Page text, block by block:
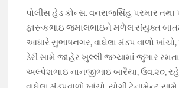
પોલીસ હેડ કોન્સ. વનરાજસિંહ પરમાર તથા
ફારૂકભાઇ જમાલભાઇને મળેલ સંયુક્ત
આધારે સુભાષનગર, વાઘેલા મંડપ વાળો ખાંચો,
ડેરી સામે જાહેર ખુલ્લી જગ્યામાં જુગાર
અલ્પેશભાઇ નાનજીભાઇ બારૈયા, ઉવ.૨૦,